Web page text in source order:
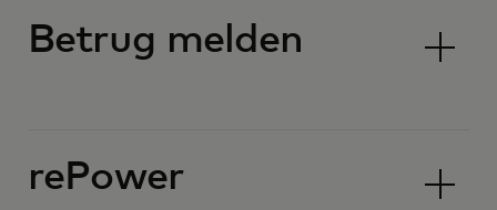
Betrug melden
rePower